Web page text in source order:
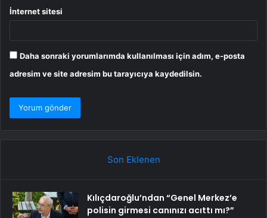
İnternet sitesi
Daha sonraki yorumlarımda kullanılması için adım, e-posta
adresim ve site adresim bu tarayıcıya kaydedilsin.
Son Eklenen
Kılıçdaroğlu’ndan “Genel Merkez’e
polisin girmesi canınızı acıttı mı?”